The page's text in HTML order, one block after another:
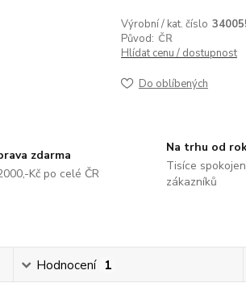
Výrobní / kat. číslo
Původ: ČR
Hlídat cenu / dostupnost
Do oblíbených
zdarma
Kč po celé ČR
Na trhu od
Tisíce
zákazníků
Hodnocení 1